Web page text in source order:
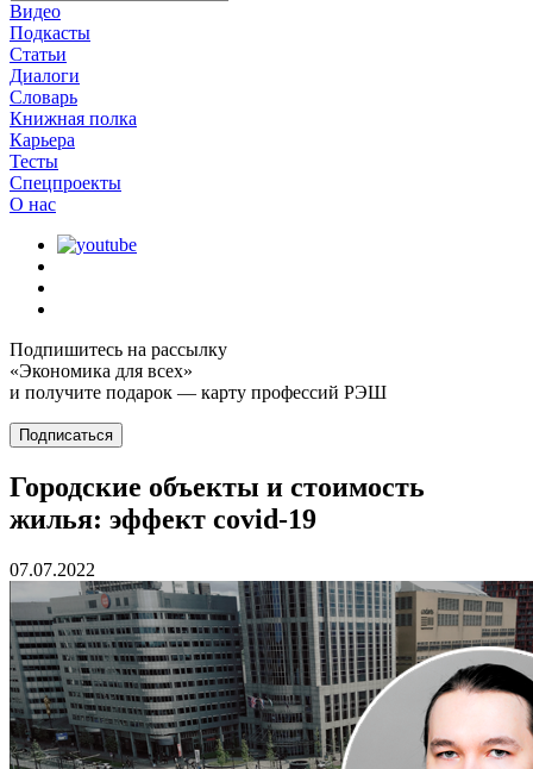
Видео
Подкасты
Статьи
Диалоги
Словарь
Книжная полка
Карьера
Тесты
Спецпроекты
О наc
Подпишитесь на рассылку
«Экономика для всех»
и получите подарок — карту профессий РЭШ
Подписаться
Городские объекты и стоимость
жилья: эффект covid-19
07.07.2022